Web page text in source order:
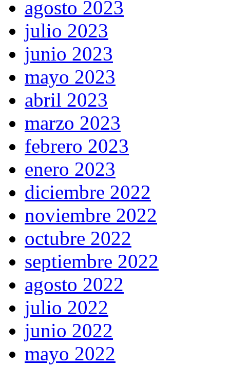
agosto 2023
julio 2023
junio 2023
mayo 2023
abril 2023
marzo 2023
febrero 2023
enero 2023
diciembre 2022
noviembre 2022
octubre 2022
septiembre 2022
agosto 2022
julio 2022
junio 2022
mayo 2022